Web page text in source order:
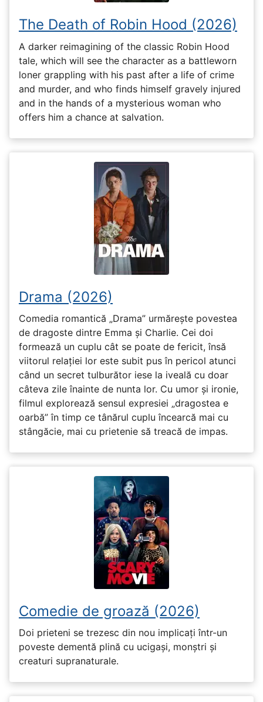
The Death of Robin Hood (2026)
A darker reimagining of the classic Robin Hood
tale, which will see the character as a battleworn
loner grappling with his past after a life of crime
and murder, and who finds himself gravely injured
and in the hands of a mysterious woman who
offers him a chance at salvation.
Drama (2026)
Comedia romantică „Drama” urmărește povestea
de dragoste dintre Emma și Charlie. Cei doi
formează un cuplu cât se poate de fericit, însă
viitorul relației lor este subit pus în pericol atunci
când un secret tulburător iese la iveală cu doar
câteva zile înainte de nunta lor. Cu umor și ironie,
filmul explorează sensul expresiei „dragostea e
oarbă” în timp ce tânărul cuplu încearcă mai cu
stângăcie, mai cu prietenie să treacă de impas.
Comedie de groază (2026)
Doi prieteni se trezesc din nou implicați într-un
poveste dementă plină cu ucigași, monștri și
creaturi supranaturale.